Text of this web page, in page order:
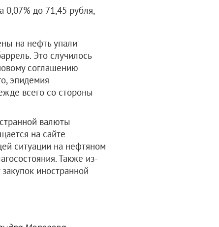
0,07% до 71,45 рубля,
на нефть упали
Это случилось
соглашению
эпидемия
всего со стороны
валюты
на сайте
ситуации на нефтяном
Также из-
иностранной